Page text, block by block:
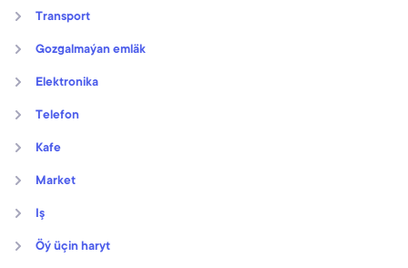
Transport
Gozgalmaýan emläk
Elektronika
Telefon
Kafe
Market
Iş
Öý üçin haryt